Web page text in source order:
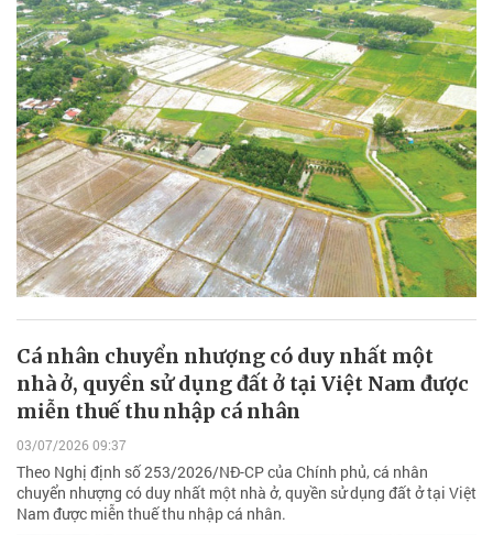
Cá nhân chuyển nhượng có duy nhất một
nhà ở, quyền sử dụng đất ở tại Việt Nam được
miễn thuế thu nhập cá nhân
03/07/2026 09:37
Theo Nghị định số 253/2026/NĐ-CP của Chính phủ, cá nhân
chuyển nhượng có duy nhất một nhà ở, quyền sử dụng đất ở tại Việt
Nam được miễn thuế thu nhập cá nhân.